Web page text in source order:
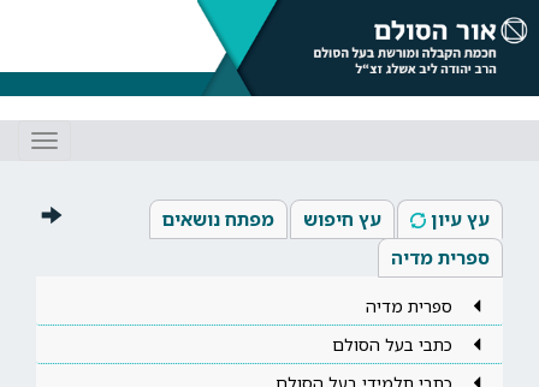
עץ עיון עץ חיפוש
מפתח נושאים
ספרית מדיה
ספרית מדיה
כתבי בעל הסולם